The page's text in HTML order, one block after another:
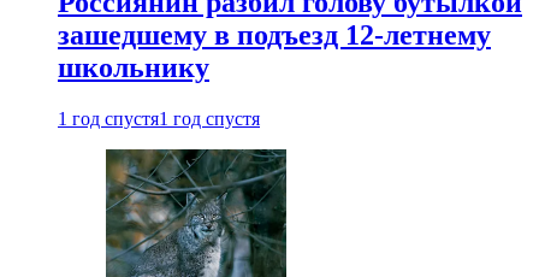
зашедшему в подъезд 12-летнему
школьнику
1 год спустя1 год спустя